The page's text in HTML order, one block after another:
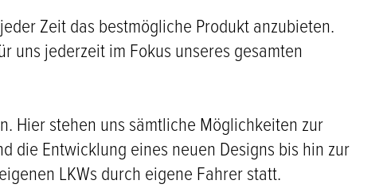
Zeit das bestmögliche Produkt anzubieten.
uns jederzeit im Fokus unseres gesamten
Hier stehen uns sämtliche Möglichkeiten zur
die Entwicklung eines neuen Designs bis hin zur
LKWs durch eigene Fahrer statt.